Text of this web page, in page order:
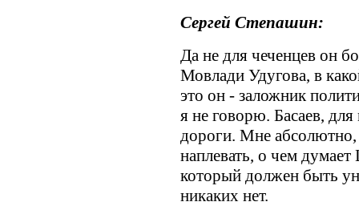
Сергей Степашин:
Да не для чеченцев он
Мовлади Удугова, в
это он - заложник
я не говорю. Басаев,
дороги. Мне абсолютно,
наплевать, о чем
который должен быть
никаких нет.